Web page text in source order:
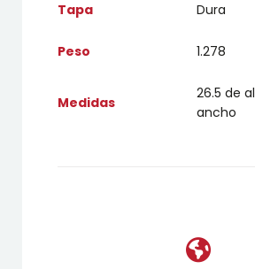
Tapa Dura
Peso 1.278
Medidas
26.5 de
ancho